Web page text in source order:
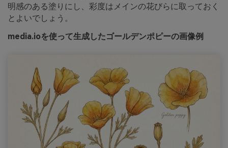
明感のある塗りにし、彩度はメインの花びらに取っておく
とよいでしょう。
media.ioを使って生成したゴールデンポピーの画像例